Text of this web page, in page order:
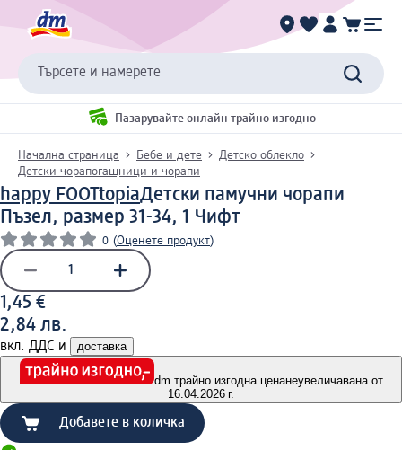
Търсете и намерете
Пазарувайте онлайн трайно изгодно
Начална страница Бебе и дете
Детско облекло
Детски чорапогащници и чорапи
happy FOOTtopiaДетски памучни чорапи
Пъзел, размер 31-34, 1 Чифт
0 (Оценете продукт)
1,45 €
2,84 лв.
вкл. ДДС и доставка
dm трайно изгодна ценанеувеличавана от
16.04.2026 г.
Добавете в количка